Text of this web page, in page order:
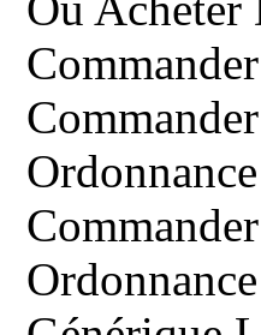
Ordonnance
Ordonnance